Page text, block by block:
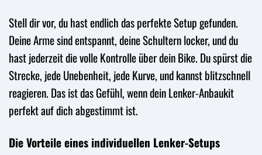
Stell dir vor, du hast endlich das perfekte Setup gefunden.
Deine Arme sind entspannt, deine Schultern locker, und du
hast jederzeit die volle Kontrolle über dein Bike. Du spürst die
Strecke, jede Unebenheit, jede Kurve, und kannst blitzschnell
reagieren. Das ist das Gefühl, wenn dein Lenker-Anbaukit
perfekt auf dich abgestimmt ist.
Die Vorteile eines individuellen Lenker-Setups